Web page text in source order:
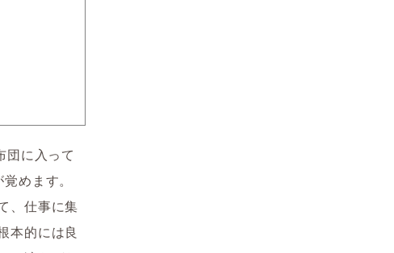
団に入って
めます。
、仕事に集
本的には良